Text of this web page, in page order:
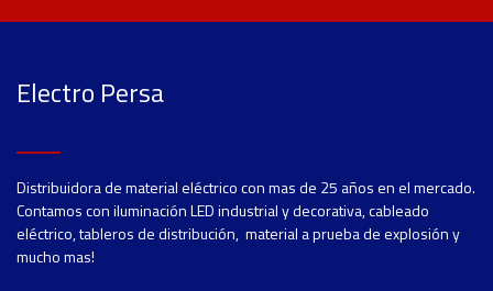
Electro Persa
Distribuidora de material eléctrico con mas de 25 años en el mercado.
Contamos con iluminación LED industrial y decorativa, cableado
eléctrico, tableros de distribución, material a prueba de explosión y
mucho mas!